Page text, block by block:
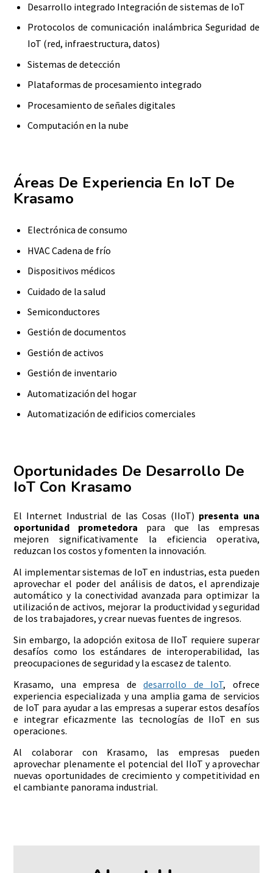
Desarrollo integrado Integración de sistemas de IoT
Protocolos de comunicación inalámbrica Seguridad de
IoT (red, infraestructura, datos)
Sistemas de detección
Plataformas de procesamiento integrado
Procesamiento de señales digitales
Computación en la nube
Áreas De Experiencia En IoT De
Krasamo
Electrónica de consumo
HVAC Cadena de frío
Dispositivos médicos
Cuidado de la salud
Semiconductores
Gestión de documentos
Gestión de activos
Gestión de inventario
Automatización del hogar
Automatización de edificios comerciales
Oportunidades De Desarrollo De
IoT Con Krasamo
El Internet Industrial de las Cosas (IIoT) presenta una
oportunidad prometedora para que las empresas
mejoren significativamente la eficiencia operativa,
reduzcan los costos y fomenten la innovación.
Al implementar sistemas de IoT en industrias, esta pueden
aprovechar el poder del análisis de datos, el aprendizaje
automático y la conectividad avanzada para optimizar la
utilización de activos, mejorar la productividad y seguridad
de los trabajadores, y crear nuevas fuentes de ingresos.
Sin embargo, la adopción exitosa de IIoT requiere superar
desafíos como los estándares de interoperabilidad, las
preocupaciones de seguridad y la escasez de talento.
Krasamo, una empresa dedesarrollo de IoT, ofrece
experiencia especializada y una amplia gama de servicios
de IoT para ayudar a las empresas a superar estos desafíos
e integrar eficazmente las tecnologías de IIoT en sus
operaciones.
Al colaborar con Krasamo, las empresas pueden
aprovechar plenamente el potencial del IIoT y aprovechar
nuevas oportunidades de crecimiento y competitividad en
el cambiante panorama industrial.